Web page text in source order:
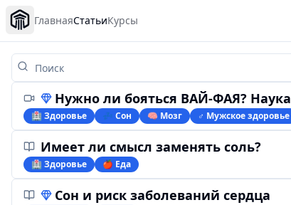
ГлавнаяСтатьиКурсы
Нужно ли бояться ВАЙ-ФАЯ? Наука
🏥 Здоровье 💤 Сон 🧠 Мозг ♂️ Мужское здоровье
Имеет ли смысл заменять соль?
🏥 Здоровье 🍎 Еда
Сон и риск заболеваний сердца